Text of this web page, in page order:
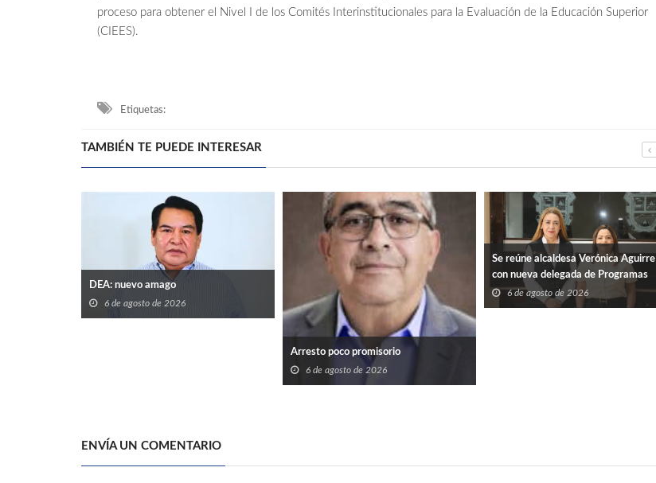
proceso para obtener el Nivel I de los Comités Interinstitucionales para la Evaluación de la Educación Superior
(CIEES).
Etiquetas:
TAMBIÉN TE PUEDE INTERESAR
DEA: nuevo amago
6 de agosto de 2026
Arresto poco promisorio
6 de agosto de 2026
Se reúne alcaldesa Verónica Aguirre
con nueva delegada de Programas
Federales en Tamaulipas
6 de agosto de 2026
ENVÍA UN COMENTARIO